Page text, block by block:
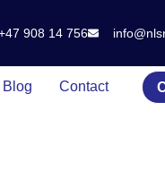
908 14 756
Blog Contact